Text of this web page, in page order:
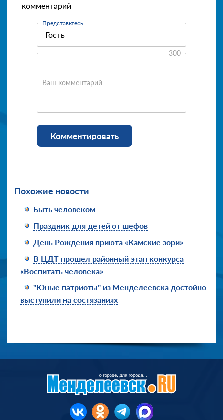
комментарий
Представьтесь
Ваш комментарий
300
Комментировать
Похожие новости
Быть человеком
Праздник для детей от шефов
День Рождения приюта «Камские зори»
В ЦДТ прошел районный этап конкурса
«Воспитать человека»
"Юные патриоты" из Менделеевска достойно
выступили на состязаниях